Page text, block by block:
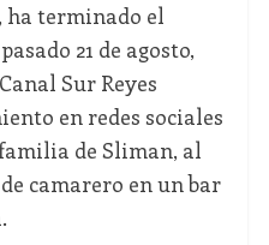
ha terminado el
21 de agosto,
Sur Reyes
en redes sociales
de Sliman, al
camarero en un bar